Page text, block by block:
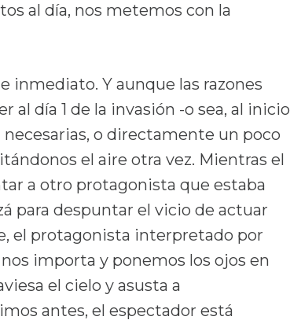
al día, nos metemos con la
inmediato. Y aunque las razones
al día 1 de la invasión -o sea, al inicio
o directamente un poco
el aire otra vez. Mientras el
a otro protagonista que estaba
para despuntar el vicio de actuar
el protagonista interpretado por
importa y ponemos los ojos en
el cielo y asusta a
antes, el espectador está